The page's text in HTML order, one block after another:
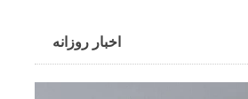
اخبار روزانه